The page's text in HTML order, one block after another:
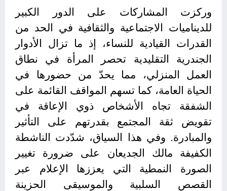
وركزت المشاركات على الدور الكبير
للديناميات الاجتماعية والثقافية في الحد من
القدرات القيادية للنساء، إذ ما تزال الأدوار
الجندرية التقليدية تحصر المرأة في نطاق
العمل المنزلي، مما يحدّ من حضورها في
الحياة العامة، كما تسهم المواقف القائمة على
الشفقة تجاه الأشخاص ذوي الإعاقة في
تقويض ثقة المجتمع بقدرتهم على التأثير
والمبادرة. وفي هذا السياق، شدّدت الناشطة
الكفيفة مالك الجديعان على ضرورة تغيير
الصورة النمطية التي يعززها الإعلام عبر
القصص السلبية والموسيقى الحزينة